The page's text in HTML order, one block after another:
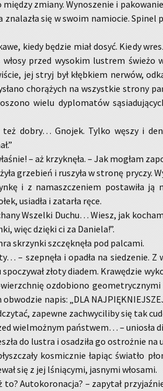
zmia­ny. Wy­no­sze­nie i
zna­la­zła się w swoim na­mio­cie. Spi­nel
kiedy bę­dzie miał dosyć. Kiedy
włosy przed wy­so­kim lu­strem świe­żo
jej stryj był kłęb­kiem ner­wów,
cho­rą­żych na wszyst­kie stro­ny
wielu dy­plo­ma­tów
też dobry… Gno­jek. Tylko węszy i
– aż krzyk­nę­ła. – Jak mo­głam
grze­bień i ru­szy­ła w stro­nę
i z na­masz­cze­niem po­sta­wi­ła ją
usia­dła i za­tar­ła ręce.
Wszel­ki Duchu… Wiesz, jak
więc dzię­ki ci za Da­nie­la!”.
skrzyn­ki szczęk­nę­ła pod pal­ca­mi.
– szep­nę­ła i opa­dła na sie­dze­nie.
spo­czy­wał złoty dia­dem. Kra­wę­dzie
ozdo­bio­no
ob­wo­dzie napis: „DLA
za­pew­ne za­chwy­ci­li­by się tak
wiel­moż­nym pań­stwem… – unio­sła
do lu­stra i osa­dzi­ła go ostroż­nie na
ko­smicz­nie ła­piąc świa­tło
się z jej lśnią­cy­mi, ja­sny­mi wło­sa­mi.
to? Au­to­ko­ro­na­cja? – za­py­tał